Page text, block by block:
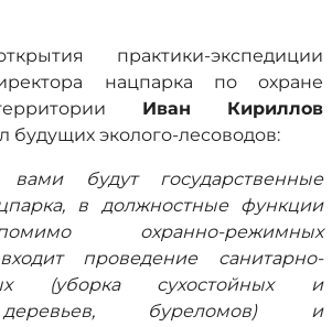
практики-экспедиции
нацпарка по охране
Иван Кириллов
будущих эколого-лесоводов:
вами будут государственные
в должностные функции
охранно-режимных
проведение санитарно-
(уборка сухостойных и
буреломов) и